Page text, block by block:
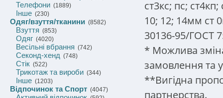
Телефони (1889)
Інше (230)
Одяг/взуття/тканини (8582)
Взуття (853)
Одяг (4020)
Весільні вбрання (742)
Секонд-хенд (748)
Стік (522)
Трикотаж та вироби (344)
Інше (1203)
Відпочинок та Спорт (4047)
ст3кс; пс;
10; 12; 14мм ст
30136-95/ГОСТ
* Можлива
замовлення та
**Вигідна
партнерства.